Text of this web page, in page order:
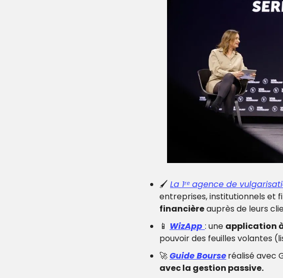
🖌 La 1ʳᵉ agence de
entreprises, institutionnels et
financière auprès de leurs
📱 WizApp : une application
pouvoir des feuilles volantes
🚀Guide Bourseréalisé avec
avec la gestion passive.